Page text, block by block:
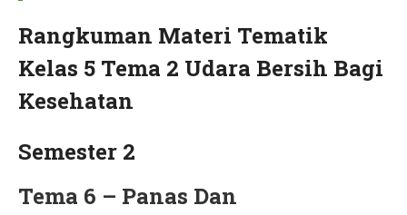
Rangkuman Materi Tematik
Kelas 5 Tema 2 Udara Bersih Bagi
Kesehatan
Semester 2
Tema 6 – Panas Dan